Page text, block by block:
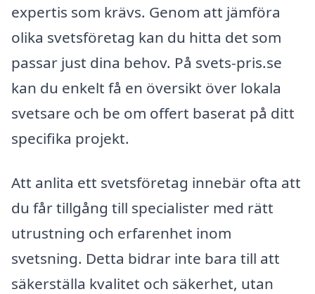
expertis som krävs. Genom att jämföra
olika svetsföretag kan du hitta det som
passar just dina behov. På svets-pris.se
kan du enkelt få en översikt över lokala
svetsare och be om offert baserat på ditt
specifika projekt.
Att anlita ett svetsföretag innebär ofta att
du får tillgång till specialister med rätt
utrustning och erfarenhet inom
svetsning. Detta bidrar inte bara till att
säkerställa kvalitet och säkerhet, utan